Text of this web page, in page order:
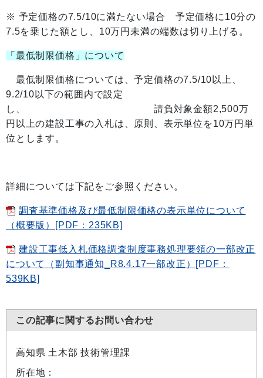
※ 予定価格の7.5/10に満たない場合 予定価格に10分の
7.5を乗じた額とし、10万円未満の端数は切り上げる。
「最低制限価格」について
最低制限価格については、予定価格の7.5/10以上、
9.2/10以下の範囲内で設定
し、 請負対象金額2,500万
円以上の建設工事の入札は、原則、表示単位を10万円単
位とします。
詳細については下記をご参照ください。
調査基準価格及び最低制限価格の表示単位について
（概要版）[PDF：235KB]
建設工事低入札価格調査制度事務処理要領の一部改正
について（副知事通知_R8.4.17一部改正）[PDF：
539KB]
この記事に関するお問い合わせ
高知県 土木部 技術管理課
所在地：